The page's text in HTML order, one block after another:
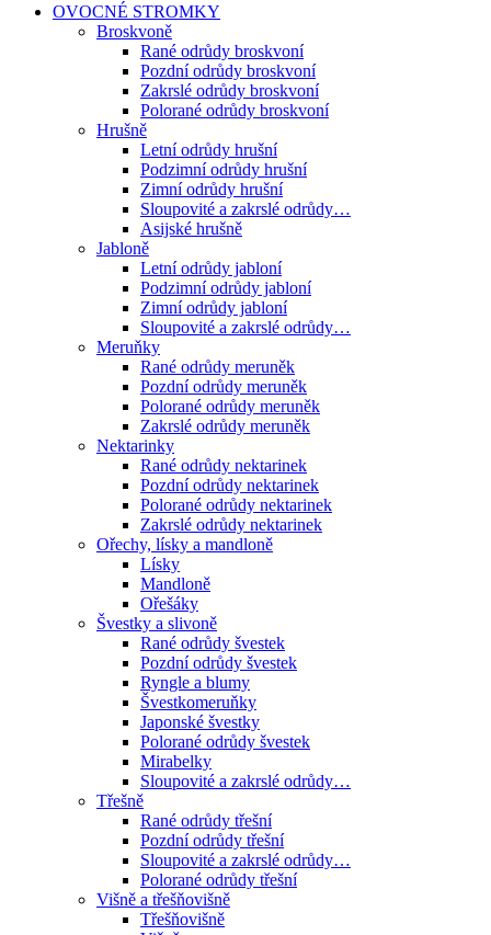
OVOCNÉ STROMKY
Broskvoně
Rané odrůdy broskvoní
Pozdní odrůdy broskvoní
Zakrslé odrůdy broskvoní
Polorané odrůdy broskvoní
Hrušně
Letní odrůdy hrušní
Podzimní odrůdy hrušní
Zimní odrůdy hrušní
Sloupovité a zakrslé odrůdy…
Asijské hrušně
Jabloně
Letní odrůdy jabloní
Podzimní odrůdy jabloní
Zimní odrůdy jabloní
Sloupovité a zakrslé odrůdy…
Meruňky
Rané odrůdy meruněk
Pozdní odrůdy meruněk
Polorané odrůdy meruněk
Zakrslé odrůdy meruněk
Nektarinky
Rané odrůdy nektarinek
Pozdní odrůdy nektarinek
Polorané odrůdy nektarinek
Zakrslé odrůdy nektarinek
Ořechy, lísky a mandloně
Lísky
Mandloně
Ořešáky
Švestky a slivoně
Rané odrůdy švestek
Pozdní odrůdy švestek
Ryngle a blumy
Švestkomeruňky
Japonské švestky
Polorané odrůdy švestek
Mirabelky
Sloupovité a zakrslé odrůdy…
Třešně
Rané odrůdy třešní
Pozdní odrůdy třešní
Sloupovité a zakrslé odrůdy…
Polorané odrůdy třešní
Višně a třešňovišně
Třešňovišně